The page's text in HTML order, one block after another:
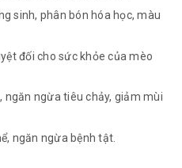
sinh, phân bón hóa học, màu
đối cho sức khỏe của mèo
ngăn ngừa tiêu chảy, giảm mùi
ngăn ngừa bệnh tật.